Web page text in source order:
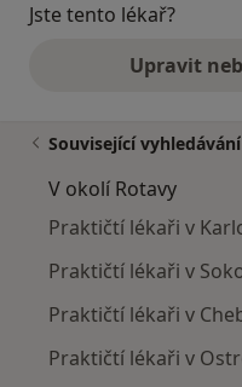
Jste tento lékař?
Upravit
Související vyhledávání
V okolí Rotavy
Praktičtí lékaři v
Praktičtí lékaři v
Praktičtí lékaři v
Praktičtí lékaři v